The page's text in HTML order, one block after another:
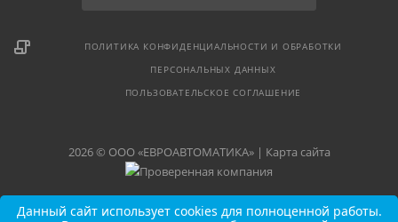
ПОЛИТИКА КОНФИДЕНЦИАЛЬНОСТИ И ОБРАБОТКИ
ПЕРСОНАЛЬНЫХ ДАННЫХ
ПОЛЬЗОВАТЕЛЬСКОЕ СОГЛАШЕНИЕ
2026 © ООО «ЕВРОАВТОМАТИКА» | Карта сайта
Данный сайт использует cookies для полноценной работы.